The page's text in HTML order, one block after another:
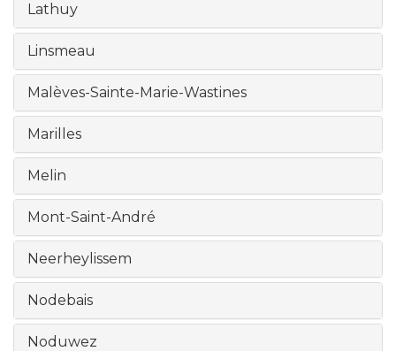
Lathuy
Linsmeau
Malèves-Sainte-Marie-Wastines
Marilles
Melin
Mont-Saint-André
Neerheylissem
Nodebais
Noduwez